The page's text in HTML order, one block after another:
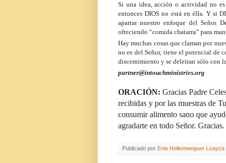
Si una idea, acción o actividad no
entonces DIOS no está en élla. Y si
apartar nuestro enfoque del Señor.
ofreciendo “comida chatarra” para
Hay muchas cosas que claman por
no es del Señor, tiene el potencial de
discernimiento y se deleitan sólo con
partner@intouchministries.org
ORACIÓN: Gracias Padre
recibidas y por las muestras de
consumir alimento sano que
agradarte en todo Señor.
Publicado por Enio Hollemweguer Loayza